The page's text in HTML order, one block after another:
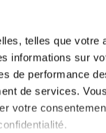
telles que votre
informations sur
de performance
de services.
votre